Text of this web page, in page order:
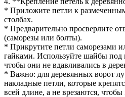
* Приложите петли к
столбах.
* Предварительно просверлите
(саморезы или болты).
* Прикрутите петли саморезами
гайками. Используйте шайбы под
чтобы они не вдавливались в
* Важно: для деревянных ворот
накладные петли, которые
всей длине, а не врезаются, чтобы